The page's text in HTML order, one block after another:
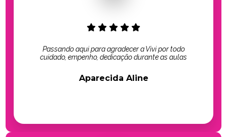
Passando aqui para agradecer a Vivi por todo
cuidado, empenho, dedicação durante as aulas
Aparecida Aline